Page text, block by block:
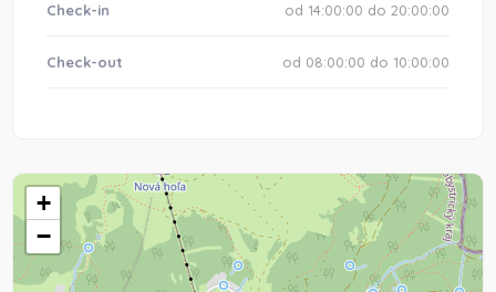
Check-in od 14:00:00 do 20:00:00
Check-out od 08:00:00 do 10:00:00
+
−